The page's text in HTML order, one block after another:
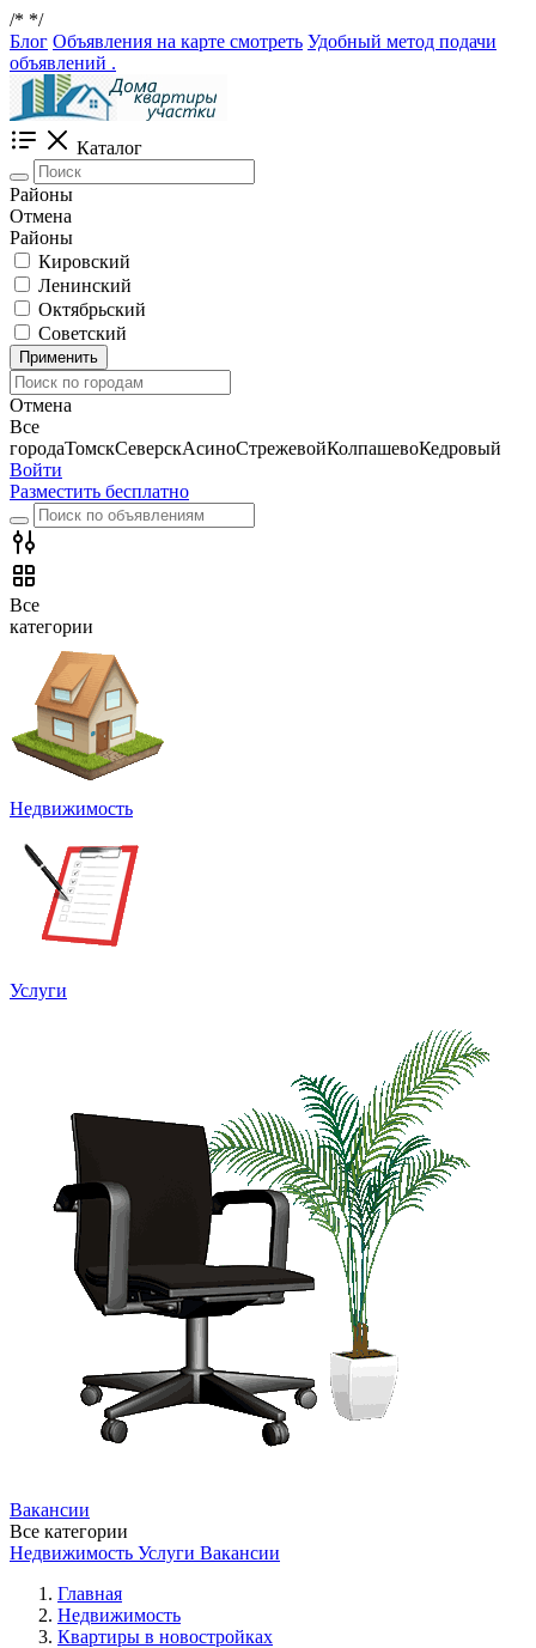
/* */
Блог Объявления на карте смотреть Удобный метод подачи
объявлений .
Каталог
Районы
Отмена
Районы
Кировский
Ленинский
Октябрьский
Советский
Применить
Отмена
Все
городаТомскСеверскАсиноСтрежевойКолпашевоКедровый
Войти
Разместить бесплатно
Все
категории
Недвижимость
Услуги
Вакансии
Все категории
Недвижимость Услуги Вакансии
Главная
Недвижимость
Квартиры в новостройках